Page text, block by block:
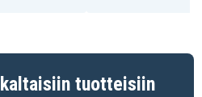
tuotteisiin